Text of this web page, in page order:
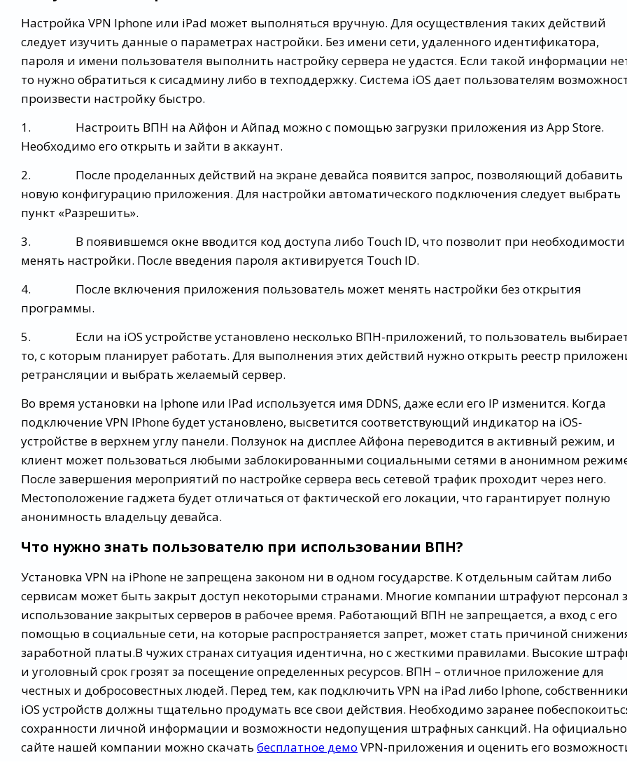
Настройка VPN Iphone или iPad может выполняться вручную. Для осуществления таких действий
следует изучить данные о параметрах настройки. Без имени сети, удаленного идентификатора,
пароля и имени пользователя выполнить настройку сервера не удастся. Если такой информации
то нужно обратиться к сисадмину либо в техподдержку. Система iOS дает пользователям
произвести настройку быстро.
1. Настроить ВПН на Айфон и Айпад можно с помощью загрузки приложения из App Store.
Необходимо его открыть и зайти в аккаунт.
2. После проделанных действий на экране девайса появится запрос, позволяющий добавить
новую конфигурацию приложения. Для настройки автоматического подключения следует выбрать
пункт «Разрешить».
3. В появившемся окне вводится код доступа либо Touch ID, что позволит при необходимости
менять настройки. После введения пароля активируется Touch ID.
4. После включения приложения пользователь может менять настройки без открытия
программы.
5. Если на iOS устройстве установлено несколько ВПН-приложений, то пользователь
то, с которым планирует работать. Для выполнения этих действий нужно открыть реестр
ретрансляции и выбрать желаемый сервер.
Во время установки на Iphone или IPad используется имя DDNS, даже если его IP изменится. Когда
подключение VPN IPhone будет установлено, высветится соответствующий индикатор на iOS-
устройстве в верхнем углу панели. Ползунок на дисплее Айфона переводится в активный режим, и
клиент может пользоваться любыми заблокированными социальными сетями в анонимном
После завершения мероприятий по настройке сервера весь сетевой трафик проходит через него.
Местоположение гаджета будет отличаться от фактической его локации, что гарантирует полную
анонимность владельцу девайса.
Что нужно знать пользователю при использовании ВПН?
Установка VPN на iPhone не запрещена законом ни в одном государстве. К отдельным сайтам либо
сервисам может быть закрыт доступ некоторыми странами. Многие компании штрафуют персонал
использование закрытых серверов в рабочее время. Работающий ВПН не запрещается, а вход с его
помощью в социальные сети, на которые распространяется запрет, может стать причиной
заработной платы.В чужих странах ситуация идентична, но с жесткими правилами. Высокие
и уголовный срок грозят за посещение определенных ресурсов. ВПН – отличное приложение для
честных и добросовестных людей. Перед тем, как подключить VPN на iPad либо Iphone, собственники
iOS устройств должны тщательно продумать все свои действия. Необходимо заранее
сохранности личной информации и возможности недопущения штрафных санкций. На
сайте нашей компании можно скачать бесплатное демо VPN-приложения и оценить его